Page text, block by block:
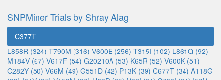
SNPMiner Trials by Shray Alag
C377T
L858R (324) T790M (316) V600E (256) T315I (102) L861Q (92)
M184V (67) V617F (54) G20210A (53) K65R (52) V600K (51)
C282Y (50) V66M (49) G551D (42) P13K (39) C677T (34) A118G